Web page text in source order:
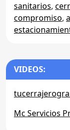
sanitarios,
compromiso,
VIDEOS:
Mc Servicios